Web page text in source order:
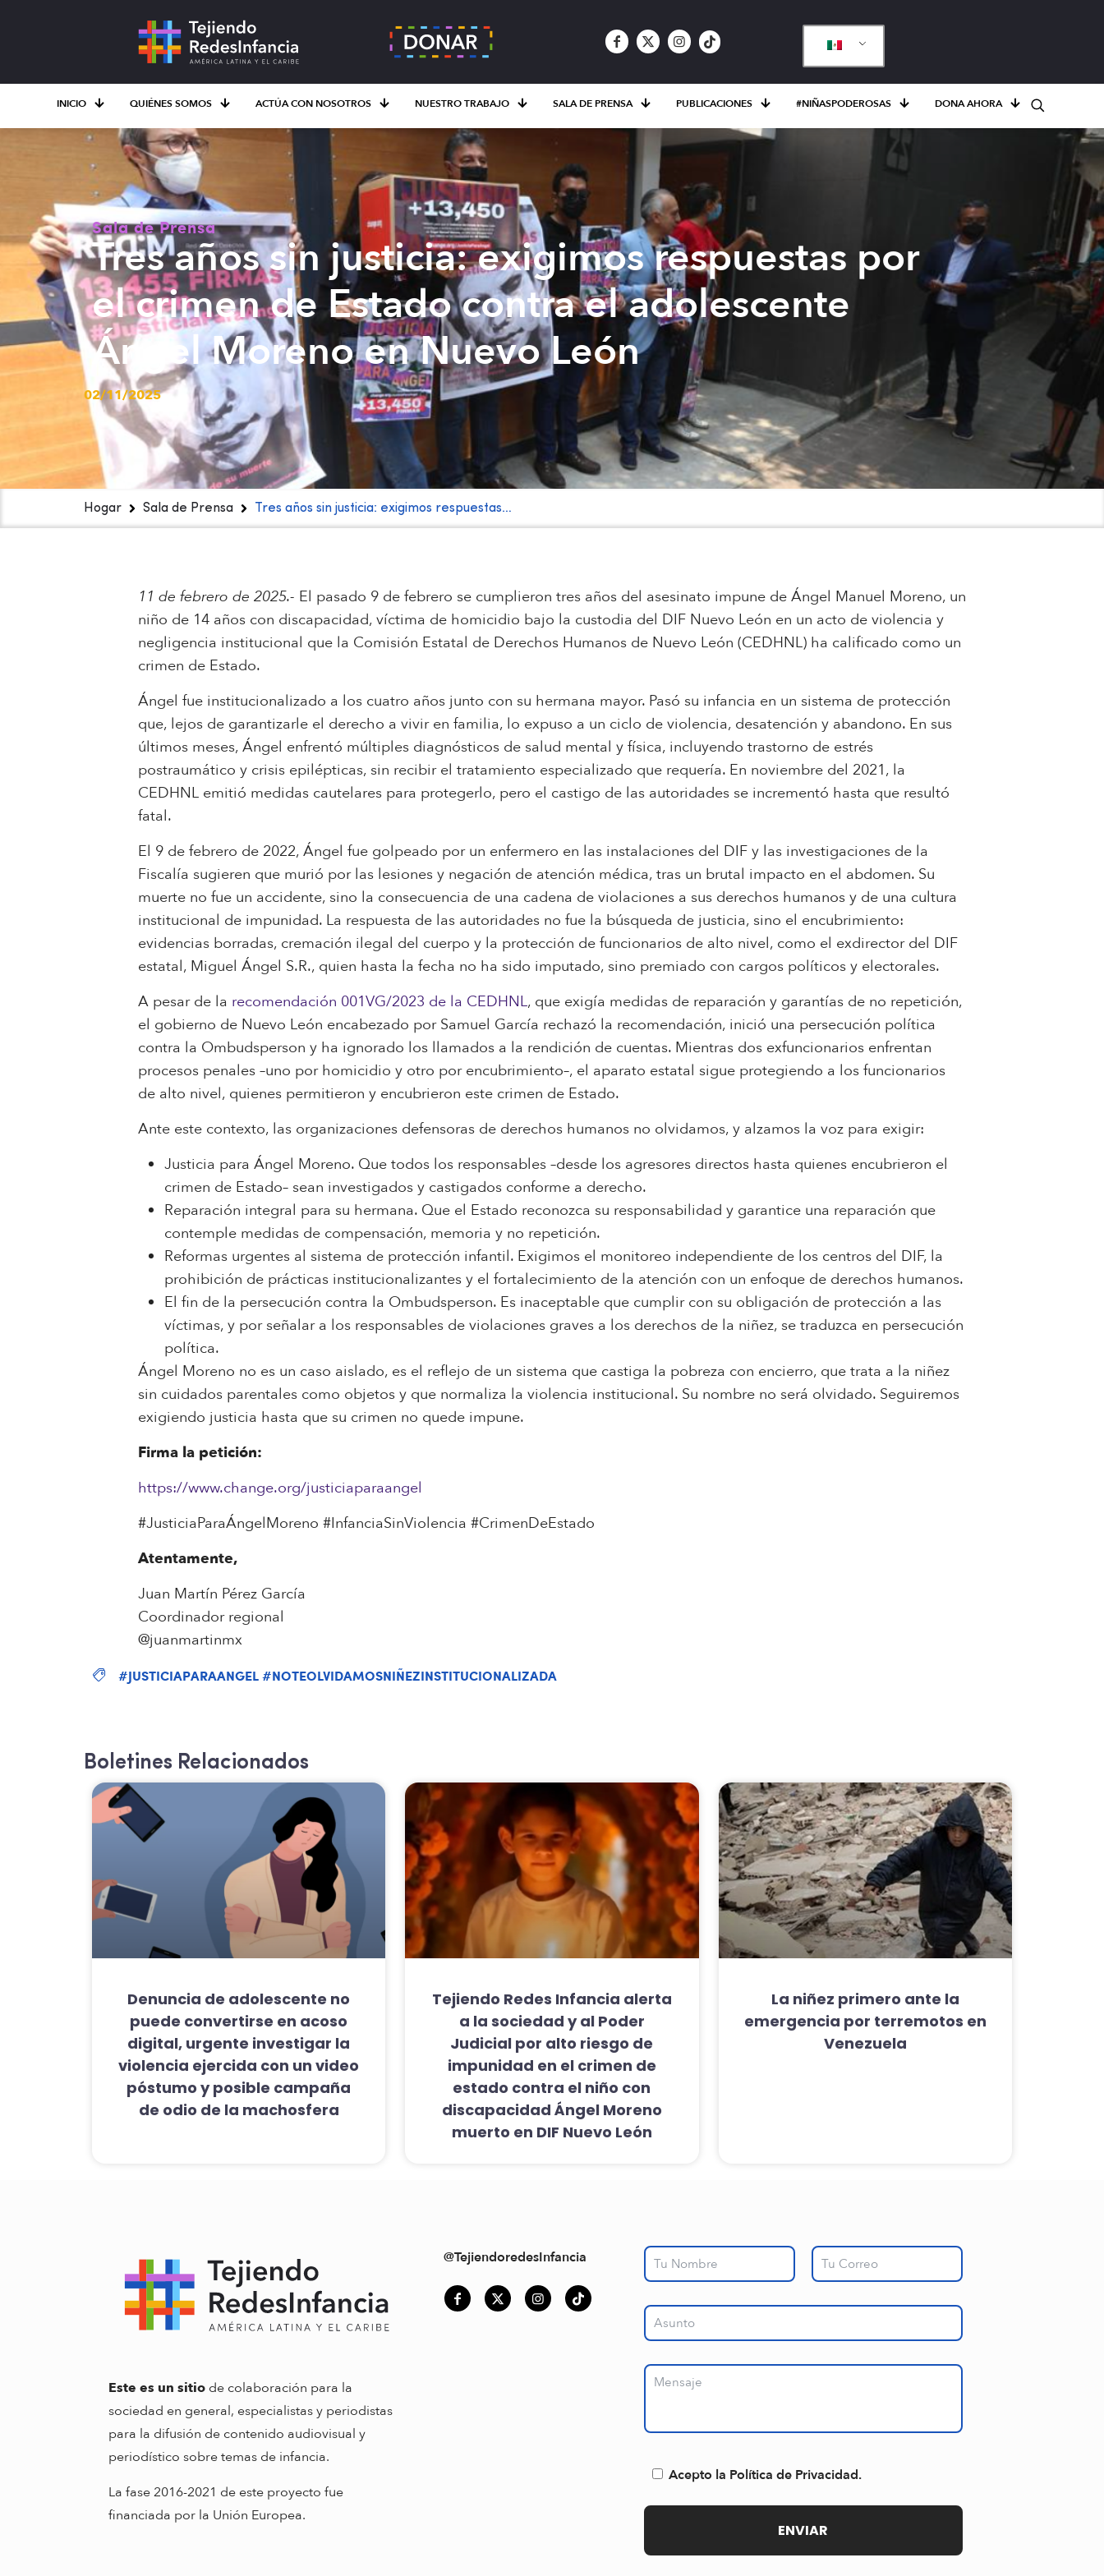
INICIO QUIÉNES SOMOS ACTÚA CON NOSOTROS NUESTRO TRABAJO SALA DE PRENSA PUBLICACIONES #NIÑASPODEROSAS DONA AHORA
Sala de Prensa
Tres años sin justicia: exigimos respuestas por
el crimen de Estado contra el adolescente
Ángel Moreno en Nuevo León
02/11/2025
Hogar Sala de Prensa Tres años sin justicia: exigimos respuestas…
11 de febrero de 2025.- El pasado 9 de febrero se cumplieron tres años del asesinato impune de Ángel Manuel Moreno, un
niño de 14 años con discapacidad, víctima de homicidio bajo la custodia del DIF Nuevo León en un acto de violencia y
negligencia institucional que la Comisión Estatal de Derechos Humanos de Nuevo León (CEDHNL) ha calificado como un
crimen de Estado.
Ángel fue institucionalizado a los cuatro años junto con su hermana mayor. Pasó su infancia en un sistema de protección
que, lejos de garantizarle el derecho a vivir en familia, lo expuso a un ciclo de violencia, desatención y abandono. En sus
últimos meses, Ángel enfrentó múltiples diagnósticos de salud mental y física, incluyendo trastorno de estrés
postraumático y crisis epilépticas, sin recibir el tratamiento especializado que requería. En noviembre del 2021, la
CEDHNL emitió medidas cautelares para protegerlo, pero el castigo de las autoridades se incrementó hasta que resultó
fatal.
El 9 de febrero de 2022, Ángel fue golpeado por un enfermero en las instalaciones del DIF y las investigaciones de la
Fiscalía sugieren que murió por las lesiones y negación de atención médica, tras un brutal impacto en el abdomen. Su
muerte no fue un accidente, sino la consecuencia de una cadena de violaciones a sus derechos humanos y de una cultura
institucional de impunidad. La respuesta de las autoridades no fue la búsqueda de justicia, sino el encubrimiento:
evidencias borradas, cremación ilegal del cuerpo y la protección de funcionarios de alto nivel, como el exdirector del DIF
estatal, Miguel Ángel S.R., quien hasta la fecha no ha sido imputado, sino premiado con cargos políticos y electorales.
A pesar de la recomendación 001VG/2023 de la CEDHNL, que exigía medidas de reparación y garantías de no repetición,
el gobierno de Nuevo León encabezado por Samuel García rechazó la recomendación, inició una persecución política
contra la Ombudsperson y ha ignorado los llamados a la rendición de cuentas. Mientras dos exfuncionarios enfrentan
procesos penales –uno por homicidio y otro por encubrimiento–, el aparato estatal sigue protegiendo a los funcionarios
de alto nivel, quienes permitieron y encubrieron este crimen de Estado.
Ante este contexto, las organizaciones defensoras de derechos humanos no olvidamos, y alzamos la voz para exigir:
Justicia para Ángel Moreno. Que todos los responsables –desde los agresores directos hasta quienes encubrieron el
crimen de Estado– sean investigados y castigados conforme a derecho.
Reparación integral para su hermana. Que el Estado reconozca su responsabilidad y garantice una reparación que
contemple medidas de compensación, memoria y no repetición.
Reformas urgentes al sistema de protección infantil. Exigimos el monitoreo independiente de los centros del DIF, la
prohibición de prácticas institucionalizantes y el fortalecimiento de la atención con un enfoque de derechos humanos.
El fin de la persecución contra la Ombudsperson. Es inaceptable que cumplir con su obligación de protección a las
víctimas, y por señalar a los responsables de violaciones graves a los derechos de la niñez, se traduzca en persecución
política.
Ángel Moreno no es un caso aislado, es el reflejo de un sistema que castiga la pobreza con encierro, que trata a la niñez
sin cuidados parentales como objetos y que normaliza la violencia institucional. Su nombre no será olvidado. Seguiremos
exigiendo justicia hasta que su crimen no quede impune.
Firma la petición:
https://www.change.org/justiciaparaangel
#JusticiaParaÁngelMoreno #InfanciaSinViolencia #CrimenDeEstado
Atentamente,
Juan Martín Pérez García
Coordinador regional
@juanmartinmx
#JUSTICIAPARAANGEL #NOTEOLVIDAMOSNIÑEZINSTITUCIONALIZADA
Boletines Relacionados
Denuncia de adolescente no
puede convertirse en acoso
digital, urgente investigar la
violencia ejercida con un video
póstumo y posible campaña
de odio de la machosfera
Tejiendo Redes Infancia alerta
a la sociedad y al Poder
Judicial por alto riesgo de
impunidad en el crimen de
estado contra el niño con
discapacidad Ángel Moreno
muerto en DIF Nuevo León
La niñez primero ante la
emergencia por terremotos en
Venezuela
Este es un sitio de colaboración para la
sociedad en general, especialistas y periodistas
para la difusión de contenido audiovisual y
periodístico sobre temas de infancia.
La fase 2016-2021 de este proyecto fue
financiada por la Unión Europea.
@TejiendoredesInfancia
Acepto la Política de Privacidad.